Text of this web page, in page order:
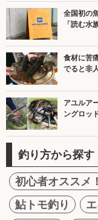
全国初の
「読む水
食材に苦
でると非
アユルア
ングロッ
釣り方から探す
初心者オススメ！
鮎トモ釣り